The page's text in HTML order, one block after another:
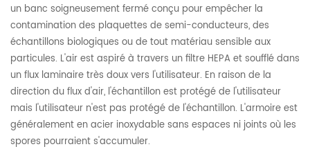
un banc soigneusement fermé conçu pour empêcher la
contamination des plaquettes de semi-conducteurs, des
échantillons biologiques ou de tout matériau sensible aux
particules. L'air est aspiré à travers un filtre HEPA et soufflé dans
un flux laminaire très doux vers l'utilisateur. En raison de la
direction du flux d'air, l'échantillon est protégé de l'utilisateur
mais l'utilisateur n'est pas protégé de l'échantillon. L'armoire est
généralement en acier inoxydable sans espaces ni joints où les
spores pourraient s'accumuler.